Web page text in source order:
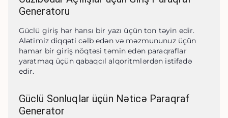
Generatoru
Güclü giriş hər hansı bir yazı üçün ton təyin edir.
Alətimiz diqqəti cəlb edən və məzmununuz üçün
hamar bir giriş nöqtəsi təmin edən paraqraflar
yaratmaq üçün qabaqcıl alqoritmlərdən istifadə
edir.
Güclü Sonluqlar üçün Nəticə Paraqraf
Generator